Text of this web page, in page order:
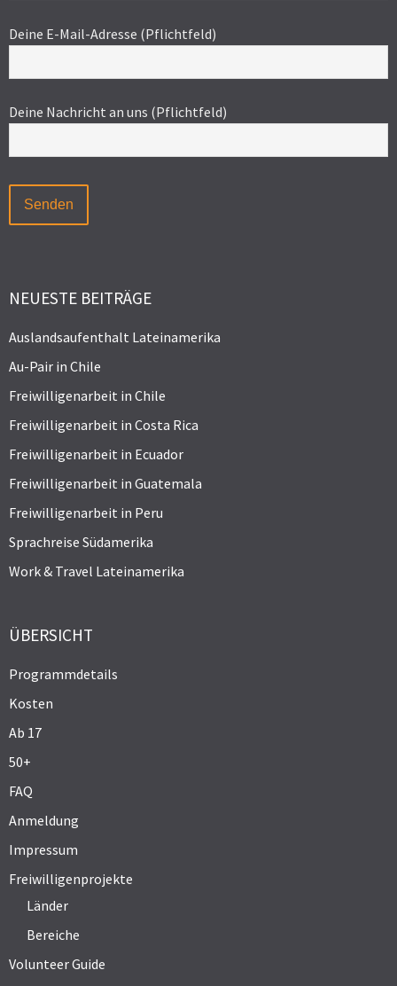
Deine E-Mail-Adresse (Pflichtfeld)
Deine Nachricht an uns (Pflichtfeld)
NEUESTE BEITRÄGE
Auslandsaufenthalt Lateinamerika
Au-Pair in Chile
Freiwilligenarbeit in Chile
Freiwilligenarbeit in Costa Rica
Freiwilligenarbeit in Ecuador
Freiwilligenarbeit in Guatemala
Freiwilligenarbeit in Peru
Sprachreise Südamerika
Work & Travel Lateinamerika
ÜBERSICHT
Programmdetails
Kosten
Ab 17
50+
FAQ
Anmeldung
Impressum
Freiwilligenprojekte
Länder
Bereiche
Volunteer Guide